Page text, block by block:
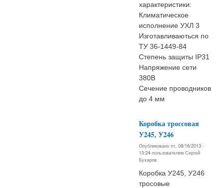
характеристики:
Климатическое
исполнение УХЛ 3
Изготавливаються по
ТУ 36-1449-84
Степень защиты IР31
Напряжение сети
380В
Сечение проводников
до 4 мм
Коробка троссовая
У245, У246
Опубликовано пт, 08/16/2013 -
13:24 пользователем Сергей
Бухаров
Коробка У245, У246
тросовые